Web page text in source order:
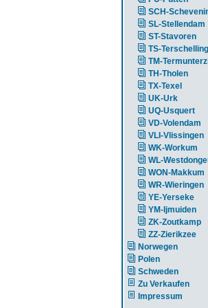
SCH-
SL-Stellendam
ST-Stavoren
TS-Terschelling
TM-
TH-Tholen
TX-Texel
UK-Urk
UQ-Usquert
VD-Volendam
VLI-Vlissingen
WK-Workum
WL-
WON-Makkum
WR-Wieringen
YE-Yerseke
YM-Ijmuiden
ZK-Zoutkamp
ZZ-Zierikzee
Norwegen
Polen
Schweden
Zu Verkaufen
Impressum